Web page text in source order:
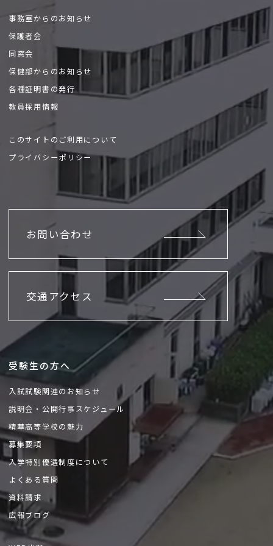
事務室からのお知らせ
保護者会
同窓会
保健部からのお知らせ
各種証明書の発行
教員採用情報
このサイトのご利用について
プライバシーポリシー
お問い合わせ
交通アクセス
受験生の方へ
入試試験関連のお知らせ
説明会・公開行事スケジュール
精華高等学校の魅力
募集要項
入学特別優遇制度について
よくある質問
資料請求
広報ブログ